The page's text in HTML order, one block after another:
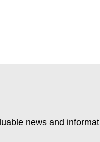
news and